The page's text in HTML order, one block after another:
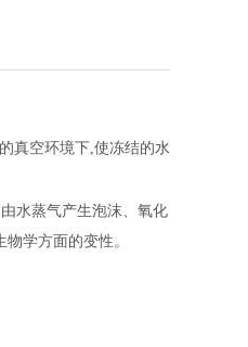
真空环境下,使冻结的水
水蒸气产生泡沫、氧化
学方面的变性。